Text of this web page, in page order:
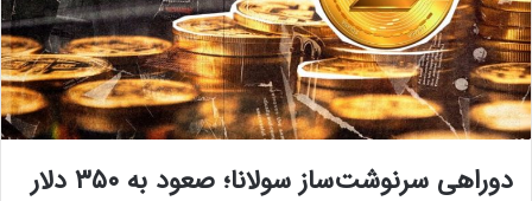
دوراهی سرنوشت‌ساز سولانا؛ صعود به ۳۵۰ دلار